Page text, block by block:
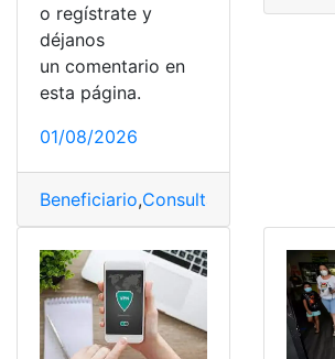
o regístrate y
déjanos
un comentario en
esta página.
01/08/2026
Beneficiario,Consultas